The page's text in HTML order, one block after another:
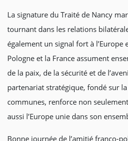
La signature du Traité de Nancy
tournant dans les relations
également un signal fort à l’Europe
Pologne et la France assument
de la paix, de la sécurité et de
partenariat stratégique, fondé sur
communes, renforce non
aussi l’Europe unie dans son
Bonne journée de l’amitié franco-